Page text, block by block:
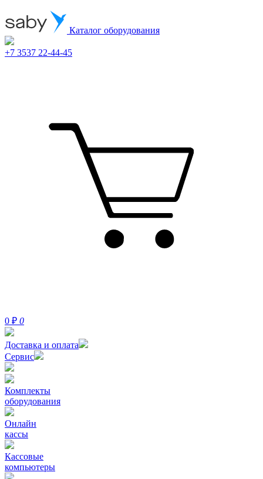
Каталог оборудования
+7 3537 22-44-45
0 ₽ 0
Доставка и оплата
Сервис
Комплекты
оборудования
Онлайн
кассы
Кассовые
компьютеры